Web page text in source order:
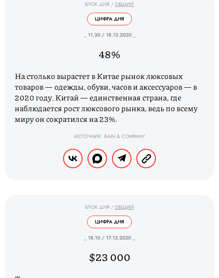
БЛОК ДНЯ / ОБЩИЙ
ЦИФРА ДНЯ
_ 11.30 / 18.12.2020 _
48%
На столько вырастет в Китае рынок люксовых
товаров — одежды, обуви, часов и аксессуаров — в
2020 году. Китай — единственная страна, где
наблюдается рост люксового рынка, ведь по всему
миру он сократился на 23%.
ИСТОЧНИК: BAIN & COMPANY
БЛОК ДНЯ / ОБЩИЙ
ЦИФРА ДНЯ
_ 18.10 / 17.12.2020 _
$23 000